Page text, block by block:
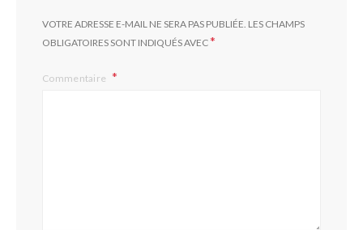
VOTRE ADRESSE E-MAIL NE SERA PAS PUBLIÉE. LES CHAMPS
OBLIGATOIRES SONT INDIQUÉS AVEC*
Commentaire